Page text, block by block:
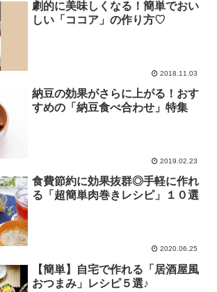
劇的に美味しくなる！簡単でおい
しい「ココア」の作り方♡
2018.11.03
納豆の効果がさらに上がる！おす
すめの「納豆食べ合わせ」特集
2019.02.23
食費節約に効果抜群◎手軽に作れ
る「超簡単肉巻きレシピ」１０選
2020.06.25
【簡単】自宅で作れる「居酒屋風
おつまみ」レシピ５選♪